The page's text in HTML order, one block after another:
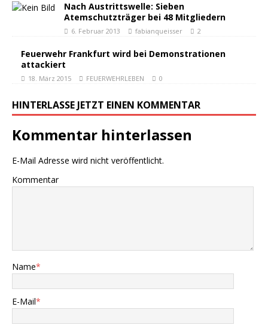
Nach Austrittswelle: Sieben
Atemschutzträger bei 48 Mitgliedern
6. Februar 2013 fabianqueisser 2
Feuerwehr Frankfurt wird bei Demonstrationen
attackiert
18. März 2015 FEUERWEHRLEBEN 0
HINTERLASSE JETZT EINEN KOMMENTAR
Kommentar hinterlassen
E-Mail Adresse wird nicht veröffentlicht.
Kommentar
Name*
E-Mail*